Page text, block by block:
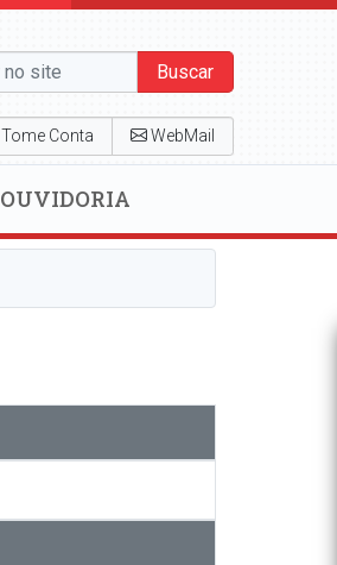
Buscar
Tome Conta WebMail
OUVIDORIA